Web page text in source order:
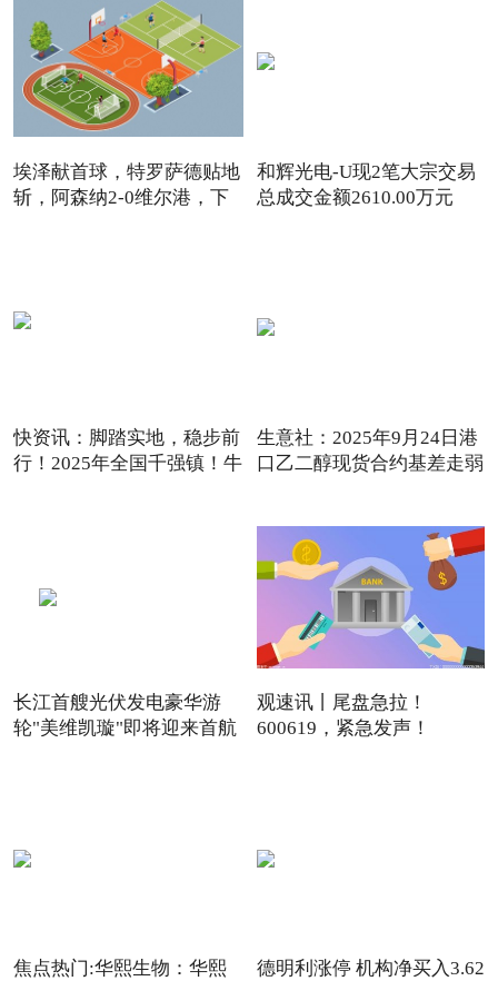
埃泽献首球，特罗萨德贴地
斩，阿森纳2-0维尔港，下
和辉光电-U现2笔大宗交易
总成交金额2610.00万元
快资讯：脚踏实地，稳步前
行！2025年全国千强镇！牛
生意社：2025年9月24日港
口乙二醇现货合约基差走弱
长江首艘光伏发电豪华游
轮"美维凯璇"即将迎来首航
观速讯丨尾盘急拉！
600619，紧急发声！
焦点热门:华熙生物：华熙
德明利涨停 机构净买入3.62